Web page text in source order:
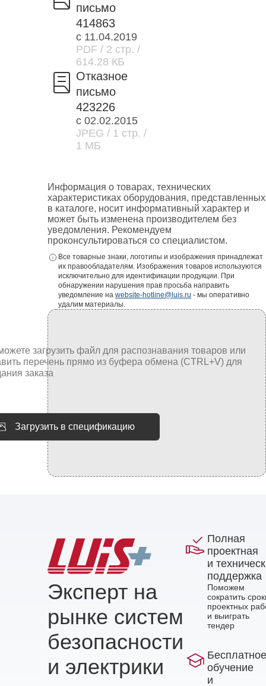
письмо
414863
с 11.04.2019
PDF / 2 стр. /
614.28 КБ
Отказное
письмо
423226
с 02.02.2015
JPEG / 1 стр. /
1 МБ
Информация о товарах, технических
характеристиках оборудования, представленных
в каталоге, носит информативный характер и
может быть изменена производителем без
уведомления. Рекомендуем
проконсультироваться со специалистом.
Все товарные знаки, логотипы и изображения принадлежат
их правообладателям. Изображения товаров используются
исключительно для идентификации продукции. При
обнаружении нарушения прав просьба направить
уведомление на website-hotline@luis.ru - мы оперативно
удалим материалы.
Загрузить в спецификацию
Эксперт на
рынке систем
безопасности
и электрики
Полная
проектная
и
поддержка
Поможем
сократить
проектных
и выиграть
тендер
Бесплатное
обучение
и